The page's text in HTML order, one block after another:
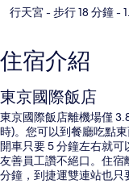
行天宮- 步行 18 分鐘-
住宿介紹
東京國際飯店
東京國際飯店離機場僅
時)。您可以到餐廳吃點
開車只要 5 分鐘左右就
友善員工讚不絕口。住
分鐘，到捷運雙連站也只